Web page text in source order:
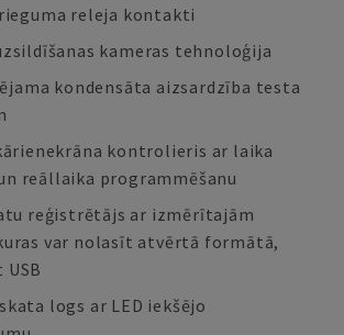
releja kontakti
kameras tehnoloģija
kondensāta aizsardzība testa
kontrolieris ar laika
reāllaika programmēšanu
reģistrētājs ar izmērītajām
var nolasīt atvērtā formātā,
logs ar LED iekšējo